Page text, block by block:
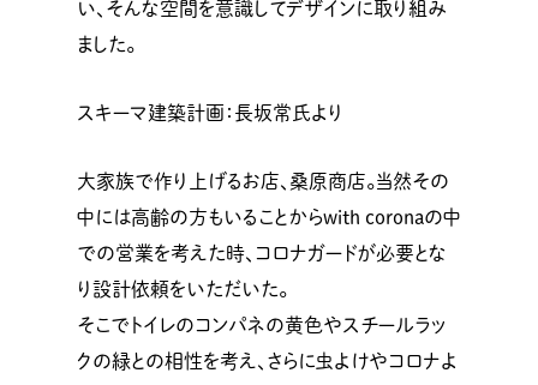
い、そんな空間を意識してデザインに取り組み
ました。
スキーマ建築計画：長坂常氏より
大家族で作り上げるお店、桑原商店。当然その
中には高齢の方もいることからwith coronaの中
での営業を考えた時、コロナガードが必要とな
り設計依頼をいただいた。
そこでトイレのコンパネの黄色やスチールラッ
クの緑との相性を考え、さらに虫よけやコロナよ